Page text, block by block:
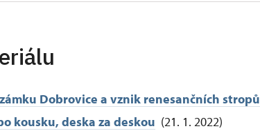
Dobrovice a vznik renesančních stropů
kousku, deska za deskou (21. 1. 2022)